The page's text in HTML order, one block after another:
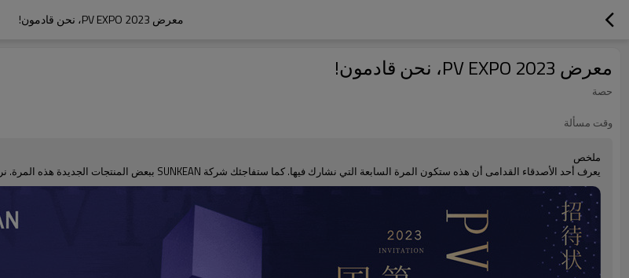
معرض PV EXPO 2023، نحن قادمون!
معرض PV EXPO 2023، نحن قادمون!
حصة
وقت مسألة
ملخص
يعرف أحد الأصدقاء القدامى أن هذه ستكون المرة السابعة التي نشارك فيها. كما ستفاجئك شركة SUNKEAN ببعض المنتجات الجديدة هذه المرة. نرحب بكل من يزور الموقع بصدق!